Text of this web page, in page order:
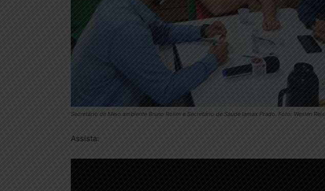
Secretário de Meio ambiente Bruno Rolim e Secretário de Saúde Iamax Prado. Foto: Weslen Reis
Assista: